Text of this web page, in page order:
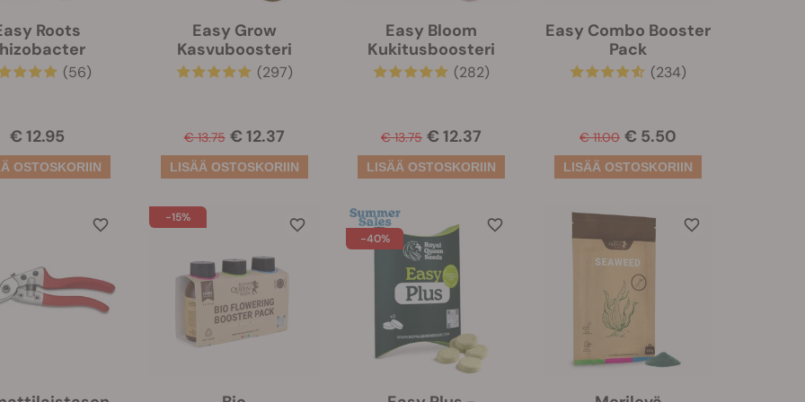
Roots
(56)
€ 12.95
Easy Grow
Kasvuboosteri
(297)
€ 13.75 € 12.37
Easy Bloom
Kukitusboosteri
(282)
€ 13.75 € 12.37
Easy Combo Booster
Pack
(234)
€ 11.00 € 5.50
-15%
-40%